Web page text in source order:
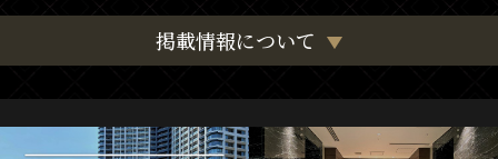
掲載情報について